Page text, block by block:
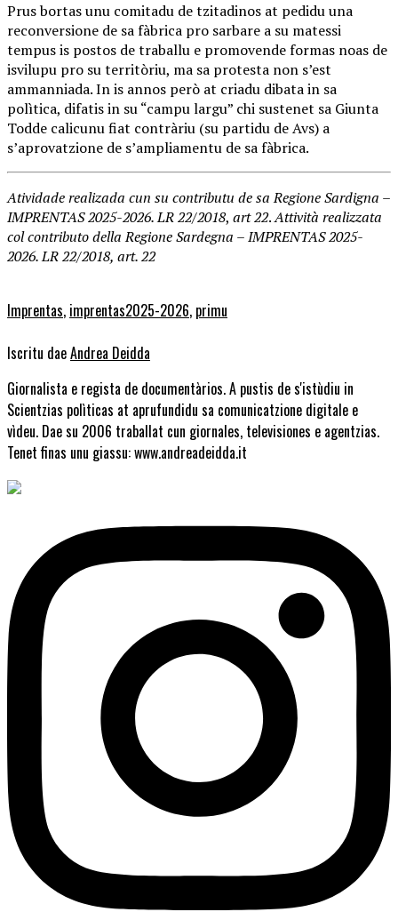
Prus bortas unu comitadu de tzitadinos at pedidu una
reconversione de sa fàbrica pro sarbare a su matessi
tempus is postos de traballu e promovende formas noas de
isvilupu pro su territòriu, ma sa protesta non s’est
ammanniada. In is annos però at criadu dibata in sa
polìtica, difatis in su “campu largu” chi sustenet sa Giunta
Todde calicunu fiat contràriu (su partidu de Avs) a
s’aprovatzione de s’ampliamentu de sa fàbrica.
Atividade realizada cun su contributu de sa Regione Sardigna –
IMPRENTAS 2025-2026. LR 22/2018, art 22.Attività realizzata
col contributo della Regione Sardegna – IMPRENTAS 2025-
2026. LR 22/2018, art. 22
Imprentas, imprentas2025-2026, primu
Iscritu daeAndrea Deidda
Giornalista e regista de documentàrios. A pustis de s'istùdiu in
Scientzias polìticas at aprufundidu sa comunicatzione digitale e
vìdeu. Dae su 2006 traballat cun giornales, televisiones e agentzias.
Tenet finas unu giassu: www.andreadeidda.it